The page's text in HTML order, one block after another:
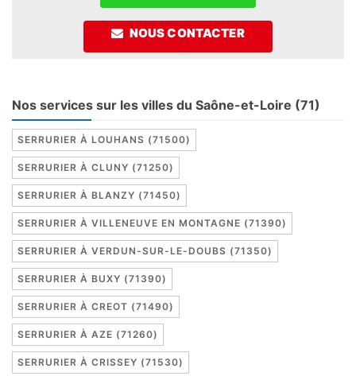
NOUS CONTACTER
Nos services sur les villes du Saône-et-Loire (71)
SERRURIER À LOUHANS (71500)
SERRURIER À CLUNY (71250)
SERRURIER À BLANZY (71450)
SERRURIER À VILLENEUVE EN MONTAGNE (71390)
SERRURIER À VERDUN-SUR-LE-DOUBS (71350)
SERRURIER À BUXY (71390)
SERRURIER À CREOT (71490)
SERRURIER À AZE (71260)
SERRURIER À CRISSEY (71530)